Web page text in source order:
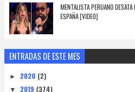
MENTALISTA PERUANO
ESPAÑA [VIDEO]
ENTRADAS DE ESTE MES
► 2020 (2)
▼ 2019 (374)